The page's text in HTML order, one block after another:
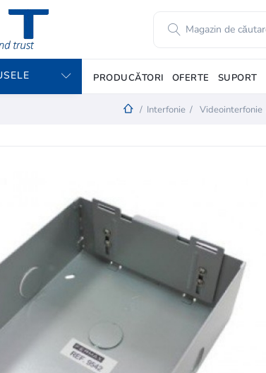
PRODUCĂTORI OFERTE SUPORT
/ Interfonie / Videointerfonie